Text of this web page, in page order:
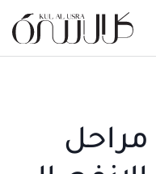
مراحل